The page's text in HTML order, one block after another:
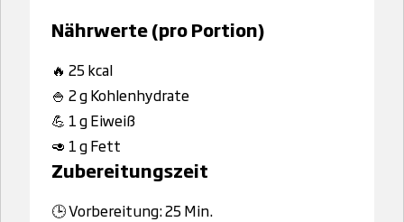
Nährwerte (pro Portion)
🔥 25 kcal
🍚 2 g Kohlenhydrate
💪 1 g Eiweiß
🥑 1 g Fett
Zubereitungszeit
🕒 Vorbereitung: 25 Min.